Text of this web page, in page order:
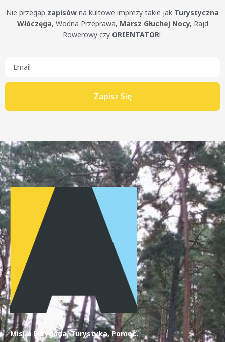
Nie przegap zapisów na kultowe imprezy takie jak Turystyczna
Włóczęga, Wodna Przeprawa, Marsz Głuchej Nocy, Rajd
Rowerowy czy ORIENTATOR!
Zapisz Się
Misja: Przygoda, Turystyka, Pomoc.